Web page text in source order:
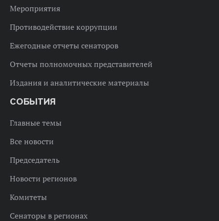
Мероприятия
Противодействие коррупции
Ежегодные отчеты сенаторов
Отчеты полномочных представителей
Издания и аналитические материалы
СОБЫТИЯ
Главные темы
Все новости
Председатель
Новости регионов
Комитеты
Сенаторы в регионах